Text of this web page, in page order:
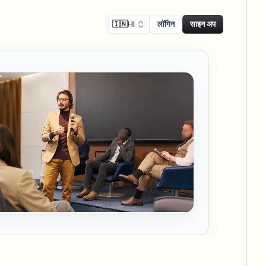
Face swap
फेस स्वैप - इमेज
Swap faces in images
फेस स्वैप - वीडियो NEW
Swap faces in video
AI Video Object
Remover
NEW
Remove objects with scene fill
ब्लर
& demo redaction
ब्लर
compliant redaction
इंटरव्यू
& face privacy
स्ट्रीम ब्लर
🇮🇳HI लॉगिन साइन अप